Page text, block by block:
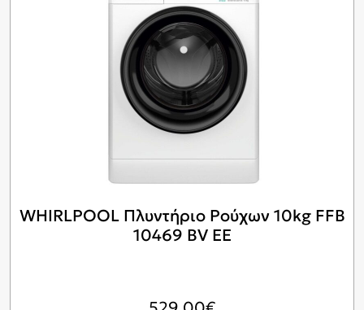
WHIRLPOOL Πλυντήριο Ρούχων 10kg FFB
10469 BV EE